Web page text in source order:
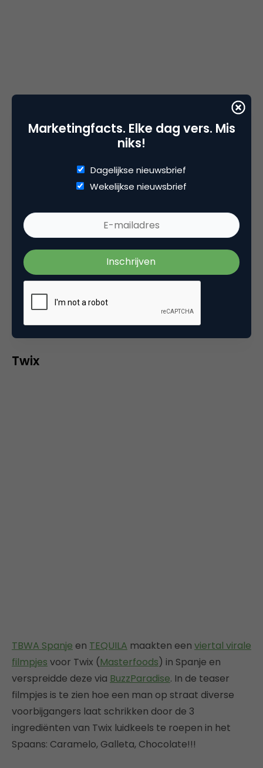
Bodog Entertainmentheeft een nogal pikante viral
gelanceerd, waarbij borsten en American football
Riptown
(Vancouver) ter promotie van de site
Bodogfantasy.com, krijgt een jongeman in zijn
slaapkamer bezoek van een sexy blonde dame, die
hem komt verrassen. Sweet! (Bron:Duncan’s TV Ad
Land)
Twix
TBWA Spanje en TEQUILA maakten een viertal virale
filmpjes voor Twix (Masterfoods) in Spanje en
verspreidde deze via BuzzParadise. In de teaser
filmpjes is te zien hoe een man op straat diverse
voorbijgangers laat schrikken door de 3
ingrediënten van Twix luidkeels te roepen in het
Spaans: Caramelo, Galleta, Chocolate!!!
Marketingfacts. Elke dag vers. Mis
niks!
Dagelijkse nieuwsbrief
Wekelijkse nieuwsbrief